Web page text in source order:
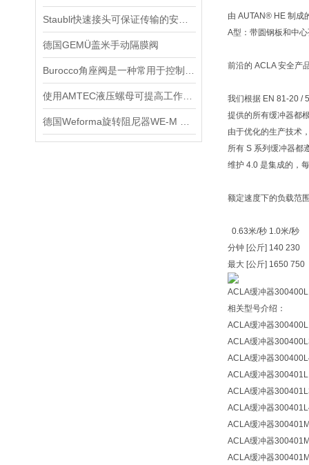
德国GEMÜ盖米手动隔膜阀
由 AUTAN® HE 制成
A型：带圆钢板和中
前沿的 ACLA 安全产
我们根据 EN 81-20 /
提供的所有缓冲器都
由于优化的生产技术
所有 S 系列缓冲器都
维护 4.0 是集成的，
额定速度下的负载范
0.63米/秒 1.0米/秒
分钟 [公斤] 140 230
最大 [公斤] 1650 750
ACLA缓冲器
相关型号介绍：
ACLA缓冲器
ACLA缓冲器
ACLA缓冲器
ACLA缓冲器
ACLA缓冲器
ACLA缓冲器
ACLA缓冲器
ACLA缓冲器
ACLA缓冲器